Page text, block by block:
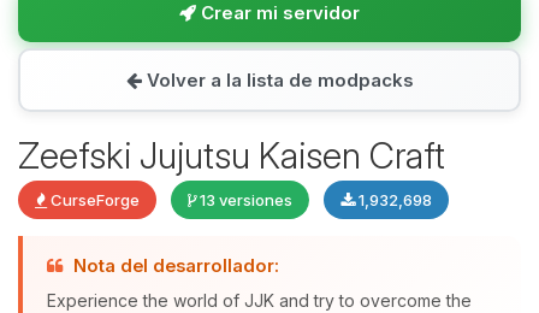
Crear mi servidor
Volver a la lista de modpacks
Zeefski Jujutsu Kaisen Craft
CurseForge 13 versiones 1,932,698
Nota del desarrollador:
Experience the world of JJK and try to overcome the